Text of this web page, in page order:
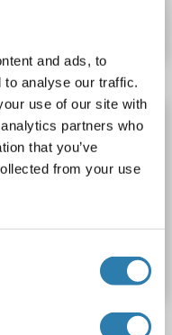
and ads, to
to analyse our traffic.
use of our site with
partners who
that you’ve
from your use
coli (E. coli)